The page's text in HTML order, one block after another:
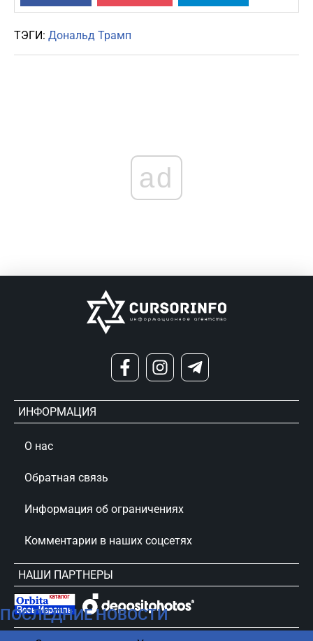
ТЭГИ: Дональд Трамп
ПОСЛЕДНИЕ НОВОСТИ
ad
ИНФОРМАЦИЯ
О нас
Обратная связь
Информация об ограничениях
Комментарии в наших соцсетях
НАШИ ПАРТНЕРЫ